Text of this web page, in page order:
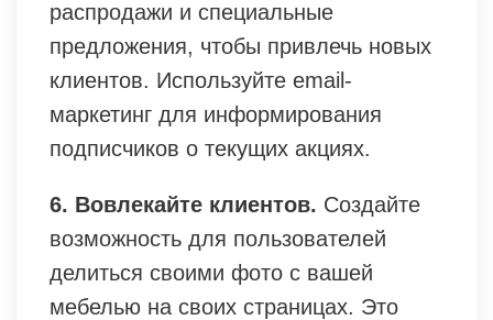
распродажи и специальные
предложения, чтобы привлечь новых
клиентов. Используйте email-
маркетинг для информирования
подписчиков о текущих акциях.
6. Вовлекайте клиентов. Создайте
возможность для пользователей
делиться своими фото с вашей
мебелью на своих страницах. Это